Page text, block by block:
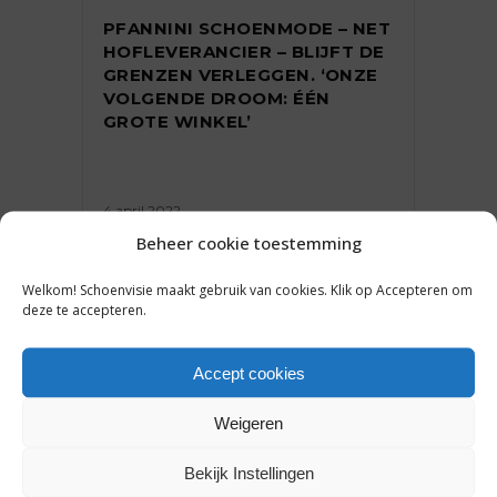
Beheer cookie toestemming
Welkom! Schoenvisie maakt gebruik van cookies. Klik op Accepteren om
deze te accepteren.
Accept cookies
Weigeren
Bekijk Instellingen
PFANNINI SCHOENMODE – NET
HOFLEVERANCIER – BLIJFT DE
GRENZEN VERLEGGEN. ‘ONZE
VOLGENDE DROOM: ÉÉN
GROTE WINKEL’
4 april 2022
INTERVIEW,ONDERNEMEN
ER WAAIT EEN NIEUWE WIND
BIJ DE JOSEF SEIBEL GROUP:
EEN ANDERE BENADERING’